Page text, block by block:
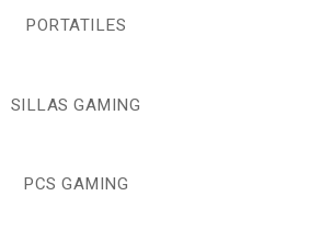
PORTATILES
SILLAS GAMING
PCS GAMING